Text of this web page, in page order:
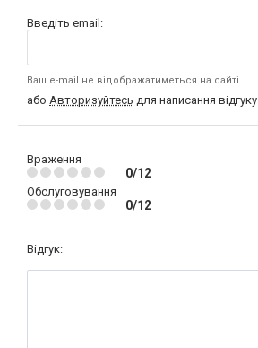
Введіть email:
Ваш e-mail не відображатиметься на сайті
або Авторизуйтесь для написання відгуку
Враження
0/12
Обслуговування
0/12
Відгук: